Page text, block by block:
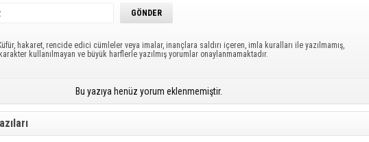
hakaret, rencide edici cümleler veya imalar, inançlara saldırı içeren, imla kuralları ile yazılmamış,
kullanılmayan ve büyük harflerle yazılmış yorumlar onaylanmamaktadır.
Bu yazıya henüz yorum eklenmemiştir.